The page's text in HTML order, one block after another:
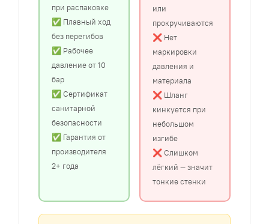
при распаковке
✅ Плавный ход
без перегибов
✅ Рабочее
давление от 10
бар
✅ Сертификат
санитарной
безопасности
✅ Гарантия от
производителя
2+ года
или
прокручиваются
❌ Нет
маркировки
давления и
материала
❌ Шланг
кинкуется при
небольшом
изгибе
❌ Слишком
лёгкий — значит
тонкие стенки